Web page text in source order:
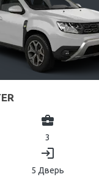
business_center
3
login
5 Дверь